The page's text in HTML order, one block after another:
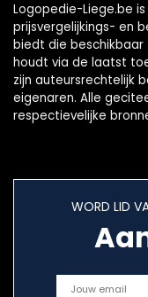
Logopedie-Liege.be
prijsvergelijkings- en
biedt die beschikbaar
houdt via de laatst
zijn auteursrechtelijk
eigenaren. Alle
respectievelijke
WORD LID